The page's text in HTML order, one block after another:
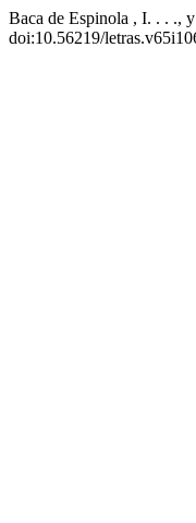
Baca de Espinola , I. . . .,
doi:10.56219/